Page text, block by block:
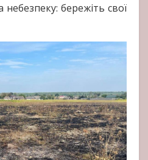
бережіть свої